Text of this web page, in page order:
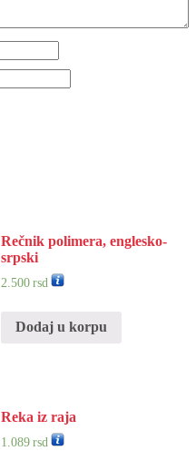
Rečnik polimera, englesko-
srpski
2.500 rsd
Dodaj u korpu
Reka iz raja
1.089 rsd